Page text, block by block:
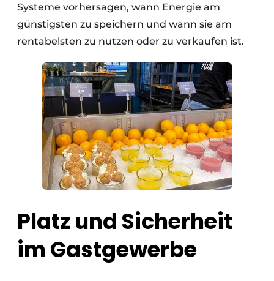
Systeme vorhersagen, wann Energie am
günstigsten zu speichern und wann sie am
rentabelsten zu nutzen oder zu verkaufen ist.
Platz und Sicherheit
im Gastgewerbe